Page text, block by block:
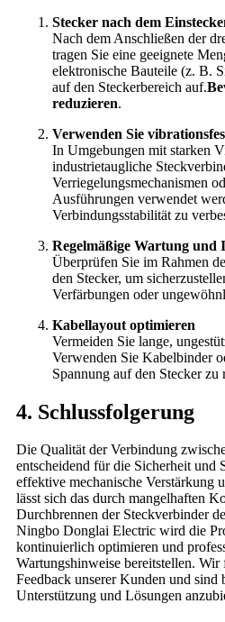
Stecker nach dem
Nach dem Anschließen der
tragen Sie eine geeignete
elektronische Bauteile (z. B.
auf den Steckerbereich auf.
reduzieren.
Verwenden Sie
In Umgebungen mit starken
industrietaugliche
Verriegelungsmechanismen
Ausführungen verwendet
Verbindungsstabilität zu
Regelmäßige Wartung
Überprüfen Sie im Rahmen
den Stecker, um
Verfärbungen oder
Kabellayout optimieren
Vermeiden Sie lange,
Verwenden Sie Kabelbinder
Spannung auf den Stecker zu
4. Schlussfolgerung
Die Qualität der Verbindung
entscheidend für die Sicherheit und
effektive mechanische Verstärkung
lässt sich das durch mangelhaften
Durchbrennen der Steckverbinder
Ningbo Donglai Electric wird die
kontinuierlich optimieren und
Wartungshinweise bereitstellen. Wir
Feedback unserer Kunden und sind
Unterstützung und Lösungen